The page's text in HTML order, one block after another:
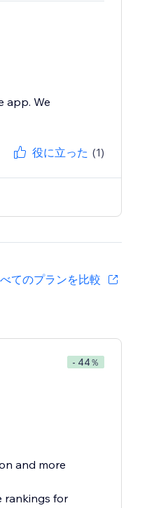
app. We
役に立った (1)
てのプランを比較
- 44％
and more
rankings for